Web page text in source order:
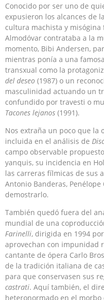
Conocido por ser uno de
expusieron los alcances de
cultura machista y misógina
Almodóvar contrataba a la
momento, Bibi Andersen,
mientras ponía a una
transxual como la
del deseo (1987) o un
masculinidad actuando un
confundido por travesti o
Tacones lejanos (1991).
Nos extraña un poco que la
incluida en el análisis de
campo observable
yanquis, su incidencia en
las carreras fílmicas de sus
Antonio Banderas, Penélope
demostrarlo.
También quedó fuera del
mundial de una
Farinelli, dirigida en 1994
aprovechan con impunidad
cantante de ópera Carlo
de la tradición italiana de
para que conservasen sus
castrati. Aquí también, el
heteronormado en el